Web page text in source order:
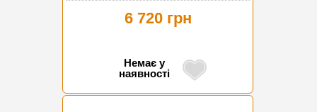
6 720 грн
Немає у
наявності